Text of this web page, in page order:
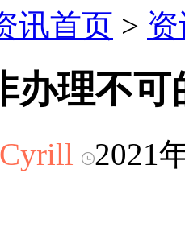
讯首页 >
办理不可
Cyrill
2021